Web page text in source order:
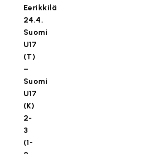
Eerikkilä
24.4.
Suomi
U17
(T)
–
Suomi
U17
(K)
2-
3
(1-